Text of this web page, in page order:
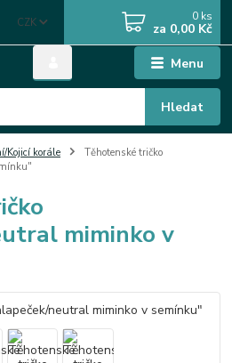
Menu
CZK
Hledat
0 ks
za 0,00 Kč
Kojicí korále
Těhotenské tričko
miminko v